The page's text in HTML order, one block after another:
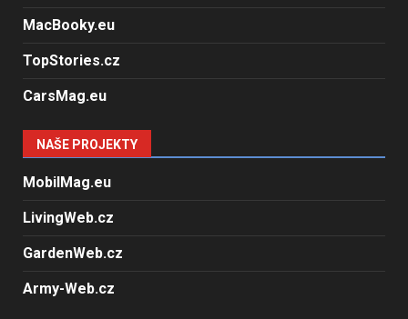
MacBooky.eu
TopStories.cz
CarsMag.eu
NAŠE PROJEKTY
MobilMag.eu
LivingWeb.cz
GardenWeb.cz
Army-Web.cz